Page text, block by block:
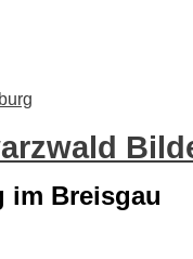
im Breisgau